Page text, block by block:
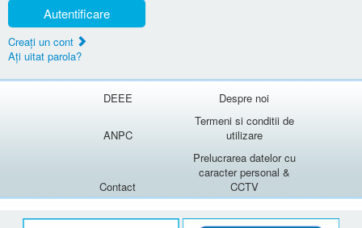
Autentificare
Creaţi un cont
Aţi uitat parola?
DEEE Despre noi
ANPC
Termeni si conditii de
utilizare
Contact
Prelucrarea datelor cu
caracter personal &
CCTV